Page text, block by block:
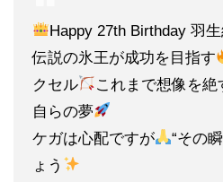
Happy 27th Birthday 羽
伝説の氷王が成功を目指す
クセル
これまで想像を
自らの夢
ケガは心配ですが
“その
ょう